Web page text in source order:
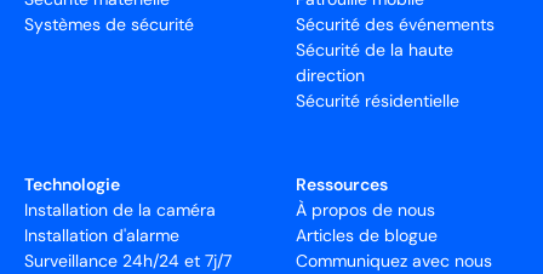
Systèmes de sécurité
Sécurité des événements
Sécurité de la haute
direction
Sécurité résidentielle
Technologie
Installation de la caméra
Installation d'alarme
Surveillance 24h/24 et 7j/7
Ressources
À propos de nous
Articles de blogue
Communiquez avec nous